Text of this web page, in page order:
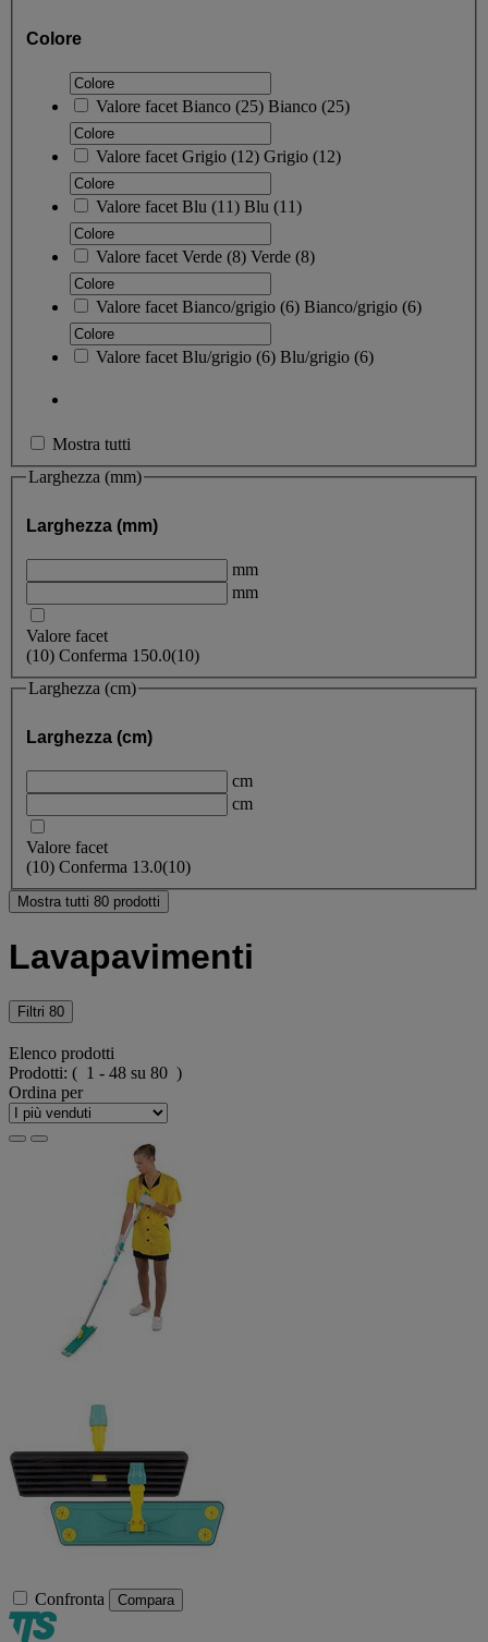
Colore
Valore facet Bianco (25) Bianco (25)
Valore facet Grigio (12) Grigio (12)
Valore facet Blu (11) Blu (11)
Valore facet Verde (8) Verde (8)
Valore facet Bianco/grigio (6) Bianco/grigio (6)
Valore facet Blu/grigio (6) Blu/grigio (6)
Mostra tutti
Larghezza (mm)
Larghezza (mm)
mm
mm
Valore facet
(10) Conferma 150.0(10)
Larghezza (cm)
Larghezza (cm)
cm
cm
Valore facet
(10) Conferma 13.0(10)
Mostra tutti 80 prodotti
Lavapavimenti
Filtri 80
Elenco prodotti
Prodotti: ( 1 - 48 su 80 )
Ordina per
Confronta Compara